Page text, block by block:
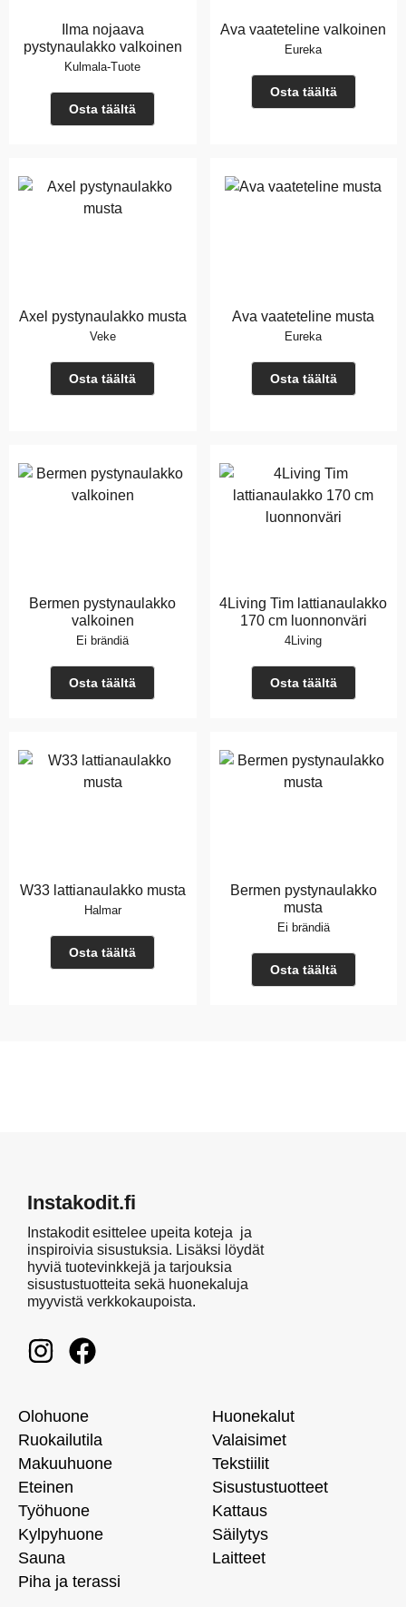
Ilma nojaava
pystynaulakko valkoinen
Kulmala-Tuote
Osta täältä
Ava vaateteline valkoinen
Eureka
Osta täältä
Axel pystynaulakko musta
Veke
Osta täältä
Ava vaateteline musta
Eureka
Osta täältä
Bermen pystynaulakko
valkoinen
Ei brändiä
Osta täältä
4Living Tim lattianaulakko
170 cm luonnonväri
4Living
Osta täältä
W33 lattianaulakko musta
Halmar
Osta täältä
Bermen pystynaulakko
musta
Ei brändiä
Osta täältä
Instakodit.fi
Instakodit esittelee upeita koteja ja
inspiroivia sisustuksia. Lisäksi löydät
hyviä tuotevinkkejä ja tarjouksia
sisustustuotteita sekä huonekaluja
myyvistä verkkokaupoista.
Olohuone
Ruokailutila
Makuuhuone
Eteinen
Työhuone
Kylpyhuone
Sauna
Piha ja terassi
Huonekalut
Valaisimet
Tekstiilit
Sisustustuotteet
Kattaus
Säilytys
Laitteet